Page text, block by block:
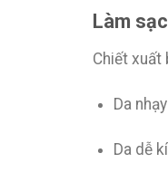
Làm
Chiết xuất
Da
Da dễ